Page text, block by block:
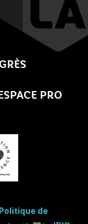
PRO
Politique de